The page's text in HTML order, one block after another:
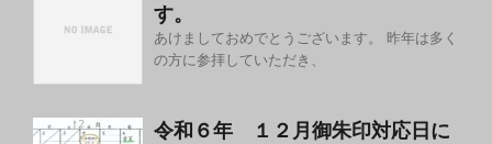
す。
あけましておめでとうございます。 昨年は多く
の方に参拝していただき、
令和６年 １２月御朱印対応日に